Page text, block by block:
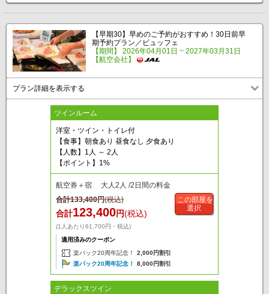
【早期30】早めのご予約がおすすめ！30日前早
期予約プラン／ビュッフェ
【期間】 2026年04月01日 ~ 2027年03月31日
【航空会社】
プラン詳細を表示する
ツインルーム
洋室・ツイン・トイレ付
【食事】朝食あり 昼食なし 夕食あり
【人数】1人 ～ 2人
【ポイント】1%
航空券＋宿 大人2人 /2日間の料金
合計133,400円(税込)
合計123,400円(税込)
(1人あたり61,700円・税込)
適用済みのクーポン
楽パック20周年記念！
2,000円割引
楽パック20周年記念！
8,000円割引
この部屋を
選択
デラックスツイン